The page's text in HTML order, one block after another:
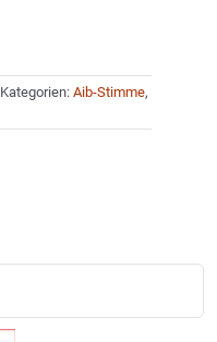
Kategorien: Aib-Stimme,